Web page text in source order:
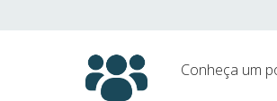
Conheça um